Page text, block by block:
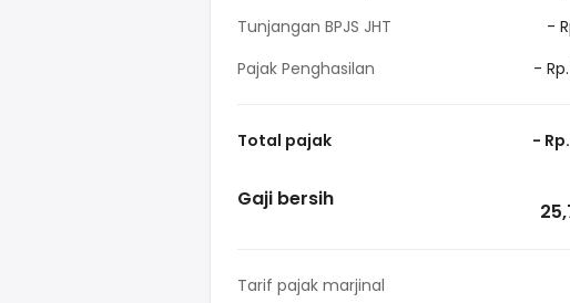
Tunjangan BPJS JHT
-
Pajak Penghasilan
-
Total pajak -
Gaji bersih
Tarif pajak marjinal